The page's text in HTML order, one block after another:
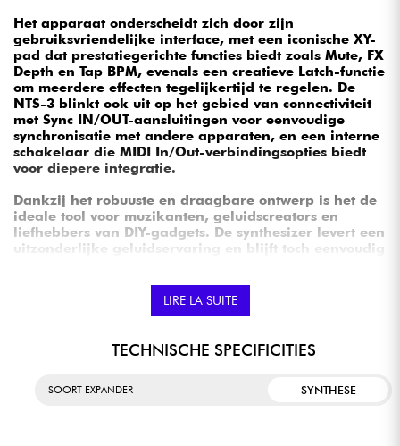
Het apparaat onderscheidt zich door zijn
gebruiksvriendelijke interface, met een iconische XY-
pad dat prestatiegerichte functies biedt zoals Mute, FX
Depth en Tap BPM, evenals een creatieve Latch-functie
om meerdere effecten tegelijkertijd te regelen. De
NTS-3 blinkt ook uit op het gebied van connectiviteit
met Sync IN/OUT-aansluitingen voor eenvoudige
synchronisatie met andere apparaten, en een interne
schakelaar die MIDI In/Out-verbindingsopties biedt
voor diepere integratie.
Dankzij het robuuste en draagbare ontwerp is het de
ideale tool voor muzikanten, geluidscreators en
liefhebbers van DIY-gadgets. De synthesizer levert een
uitzonderlijke geluidservaring en blijft toch eenvoudig
een unieke combinatie van kracht, veelzijdigheid en
bespeelbaarheid in een compact en aanpasbaar
naar nieuwe hoogten worden gestuwd.
LIRE LA SUITE
TECHNISCHE SPECIFICITIES
SOORT EXPANDER SYNTHESE